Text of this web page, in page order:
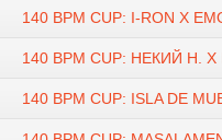
140 BPM CUP: I-RON X
140 BPM CUP: НЕКИЙ Н. X
140 BPM CUP: ISLA DE